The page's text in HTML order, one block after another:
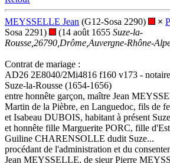
MEYSSELLE Jean (G12-Sosa 2290) ×
Sosa 2291)
(14 août 1655 Suze-la-
Rousse,26790,Drôme,Auvergne-Rhône-
Contrat de mariage :
AD26 2E8040/2Mi4816 f160 v173 -
Suze-la-Rousse (1654-1656)
entre honnête garçon, maître Jean
Martin de la Pièbre, en Languedoc, fils de
et Isabeau DUBOIS, habitant à présent
et honnête fille Marguerite PORC, fille
Guiline CHARENSOLLE dudit Suze...
procédant de l'administration et du
Jean MEYSSELLE, de sieur Pierre